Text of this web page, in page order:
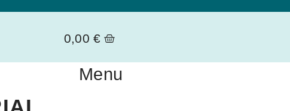
0,00€
Menu